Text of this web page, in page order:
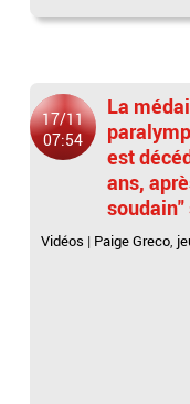
17/11
07:54
La
est
ans,
Vidéos | Paige Greco,